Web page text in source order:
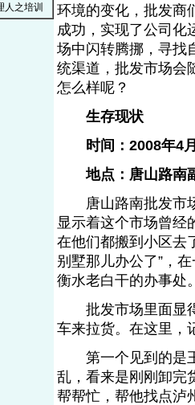
人之培训
环境的变化，批发商
成功，实现了公司化
场中闪转腾挪，寻找
统渠道，批发市场会
怎么样呢？
生存现状
时间：2008年4
地点：唐山路南
唐山路南批发市场
显示着这个市场曾经
在他们都搬到小区去
别墅那儿办公了”，
衡水老白干的办事处
批发市场里面显得
车来拉货。在这里，
第一个见到的是王
乱，看来是刚刚卸完
帮帮忙，帮他找点泸